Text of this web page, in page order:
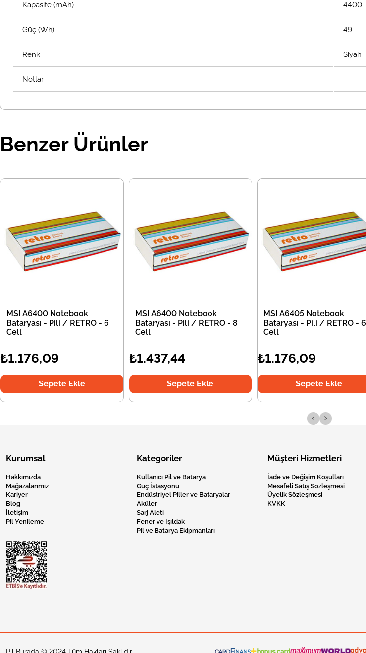
Kapasite (mAh) 4400
Güç (Wh) 49
Renk Siyah
Notlar
Benzer Ürünler
MSI A6400 Notebook
Bataryası - Pili / RETRO - 6
Cell
₺1.176,09
Sepete Ekle
MSI A6400 Notebook
Bataryası - Pili / RETRO - 8
Cell
₺1.437,44
Sepete Ekle
MSI A6405 Notebook
Bataryası - Pili / RETRO - 6
Cell
₺1.176,09
Sepete Ekle
‹ ›
Kurumsal
Hakkımızda
Mağazalarımız
Kariyer
Blog
İletişim
Pil Yenileme
Kategoriler
Kullanıcı Pil ve Batarya
Güç İstasyonu
Endüstriyel Piller ve Bataryalar
Aküler
Sarj Aleti
Fener ve Işıldak
Pil ve Batarya Ekipmanları
Müşteri Hizmetleri
İade ve Değişim Koşulları
Mesafeli Satış Sözleşmesi
Üyelik Sözleşmesi
KVKK